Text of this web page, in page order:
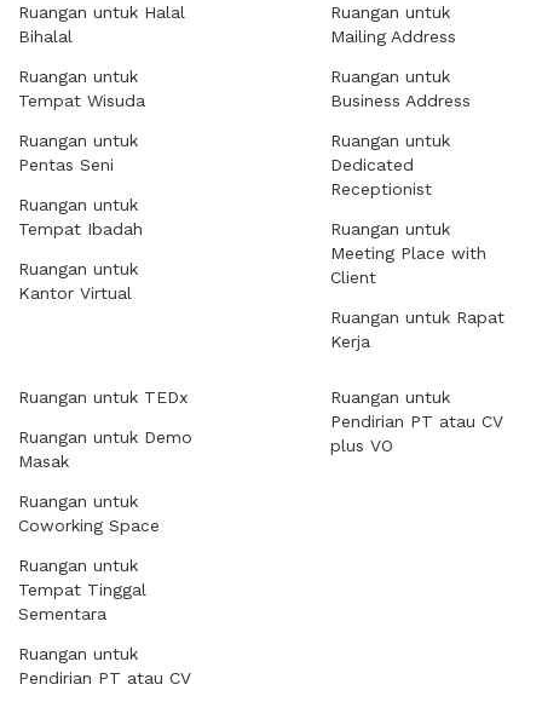
Ruangan untuk Halal
Bihalal
Ruangan untuk
Tempat Wisuda
Ruangan untuk
Pentas Seni
Ruangan untuk
Tempat Ibadah
Ruangan untuk
Kantor Virtual
Ruangan untuk
Mailing Address
Ruangan untuk
Business Address
Ruangan untuk
Dedicated
Receptionist
Ruangan untuk
Meeting Place with
Client
Ruangan untuk Rapat
Kerja
Ruangan untuk TEDx
Ruangan untuk Demo
Masak
Ruangan untuk
Coworking Space
Ruangan untuk
Tempat Tinggal
Sementara
Ruangan untuk
Pendirian PT atau CV
Ruangan untuk
Pendirian PT atau CV
plus VO